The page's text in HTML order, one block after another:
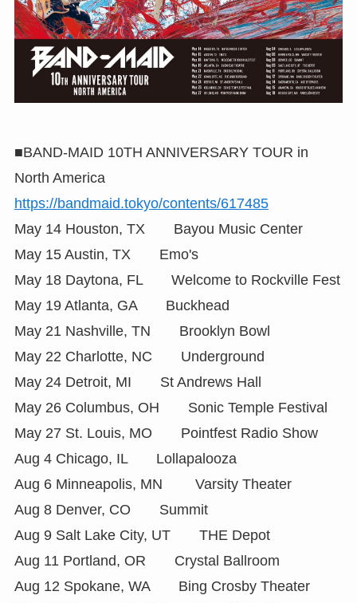
■BAND-MAID 10TH ANNIVERSARY TOUR in
North America
https://bandmaid.tokyo/contents/617485
May 14 Houston, TX Bayou Music Center
May 15 Austin, TX Emo's
May 18 Daytona, FL Welcome to Rockville Fest
May 19 Atlanta, GA Buckhead
May 21 Nashville, TN Brooklyn Bowl
May 22 Charlotte, NC Underground
May 24 Detroit, MI St Andrews Hall
May 26 Columbus, OH Sonic Temple Festival
May 27 St. Louis, MO Pointfest Radio Show
Aug 4 Chicago, IL Lollapalooza
Aug 6 Minneapolis, MN Varsity Theater
Aug 8 Denver, CO Summit
Aug 9 Salt Lake City, UT THE Depot
Aug 11 Portland, OR Crystal Ballroom
Aug 12 Spokane, WA Bing Crosby Theater